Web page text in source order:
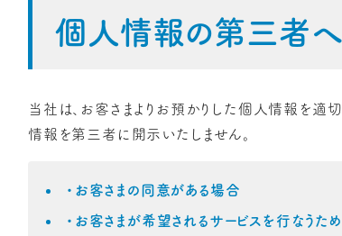
個人情報の第三者
当社は、お客さまよりお預かりした個人情報を適
情報を第三者に開示いたしません。
・お客さまの同意がある場合
・お客さまが希望されるサービスを行なう